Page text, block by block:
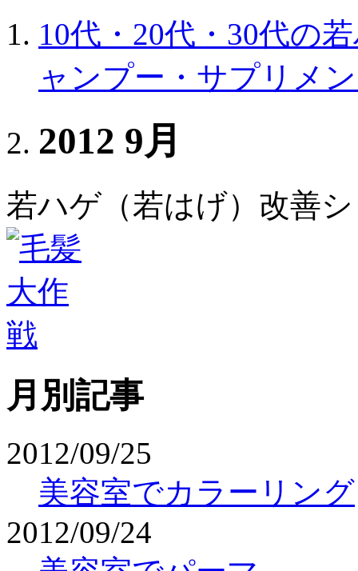
10代・20代・30代の
ャンプー・サプリメ
2012 9月
若ハゲ（若はげ）改善
月別記事
2012/09/25
美容室でカラーリング
2012/09/24